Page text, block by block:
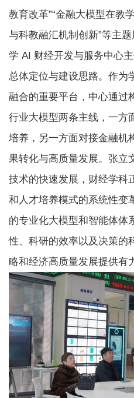
教育改革”“金融大模型在教
与科教融汇机制创新”等主
学 AI 财经开发与服务中心
总体定位与建设思路。作为
融合的重要平台，中心通过
行业大模型两条主线，一方
培养，另一方面对接金融机
果转化与高质量发展。张立
技术的快速发展，财经学科
和人才培养模式的系统性变
的专业化大模型和智能体体
性、科研的效率以及决策的
略和经济高质量发展提供有